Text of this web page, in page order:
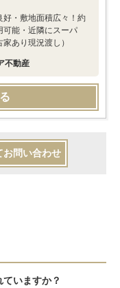
好・敷地面積広々！約
可能・近隣にスーパ
あり現況渡し）
不動産
お問い合わせ
いますか？